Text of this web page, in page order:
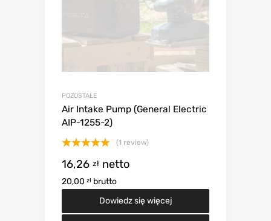
POZOSTAŁE
Air Intake Pump (General Electric
AIP-1255-2)
5.00na 5
(1 review)
16,26 zł netto
20,00 zł brutto
Dowiedz się więcej